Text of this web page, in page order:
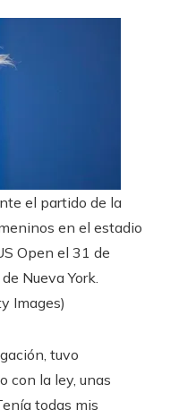
el partido de la
en el estadio
Open el 31 de
Nueva York.
Images)
tuvo
con la ley, unas
todas mis